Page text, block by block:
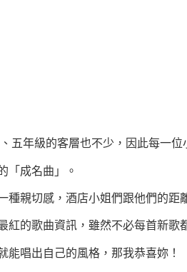
五年級的客層也不少，因此每一
「成名曲」。
親切感，酒店小姐們跟他們的距
的歌曲資訊，雖然不必每首新歌
唱出自己的風格，那我恭喜妳！